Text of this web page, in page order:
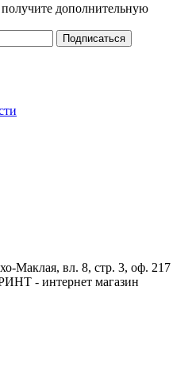
дополнительную
Маклая, вл. 8, стр. 3, оф. 217
- интернет магазин